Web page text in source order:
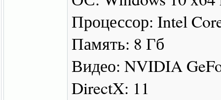
Процессор: Intel
Память: 8 Гб
Видео: NVIDIA
DirectX: 11